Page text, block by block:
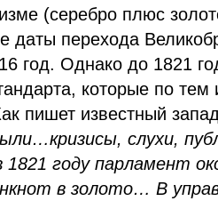
(серебро плюс
даты перехода
год. Однако до 1821
которые по
пишет известный
слухи,
году парламент
в золото… В